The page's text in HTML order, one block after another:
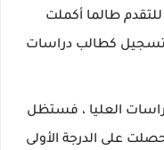
طالما أكملت
كطالب دراسات
العليا ، فستظل
في عام 2020 طالما حصلت على الدرجة الأولى